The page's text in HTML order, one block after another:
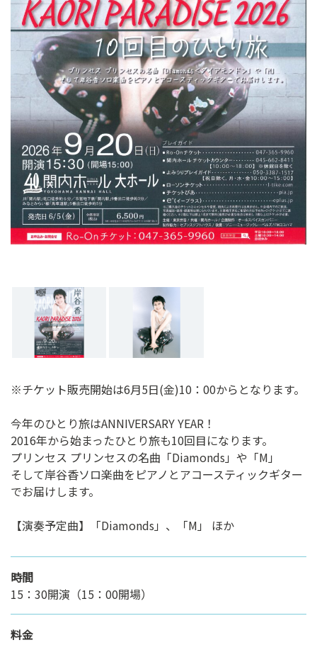
プ
記
体
へ
ス
※チケット販売開始は6月5日(金)10：00からとなります。
今年のひとり旅はANNIVERSARY YEAR！
2016年から始まったひとり旅も10回目になります。
プリンセス プリンセスの名曲「Diamonds」や「M」
そして岸谷香ソロ楽曲をピアノとアコースティックギター
でお届けします。
【演奏予定曲】「Diamonds」、「M」 ほか
時間
15：30開演（15：00開場）
料金